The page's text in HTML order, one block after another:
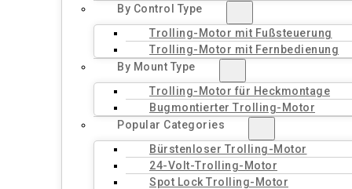
By Control Type
Trolling-Motor mit Fußsteuerung
Trolling-Motor mit Fernbedienung
By Mount Type
Trolling-Motor für Heckmontage
Bugmontierter Trolling-Motor
Popular Categories
Bürstenloser Trolling-Motor
24-Volt-Trolling-Motor
Spot Lock Trolling-Motor